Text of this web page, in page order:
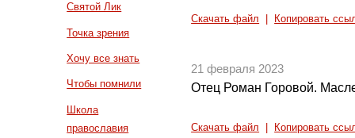
Святой Лик
Точка зрения
Хочу все знать
Чтобы помнили
Школа
православия
Скачать файл Копировать
21 февраля 2023
Отец Роман Горовой.
Скачать файл Копировать